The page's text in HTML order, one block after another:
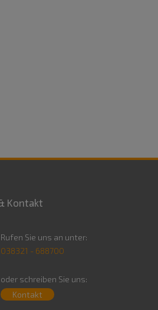
Kontakt
Rufen Sie uns an unter:
038321 - 688700
oder schreiben Sie uns:
Kontakt